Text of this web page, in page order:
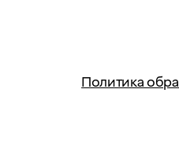
Политика